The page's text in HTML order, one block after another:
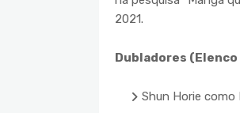
2021.
Dubladores (Elenco
Shun Horie como